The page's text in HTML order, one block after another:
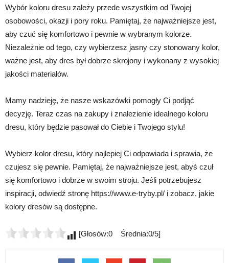
Wybór koloru dresu zależy przede wszystkim od Twojej
osobowości, okazji i pory roku. Pamiętaj, że najważniejsze jest,
aby czuć się komfortowo i pewnie w wybranym kolorze.
Niezależnie od tego, czy wybierzesz jasny czy stonowany kolor,
ważne jest, aby dres był dobrze skrojony i wykonany z wysokiej
jakości materiałów.
Mamy nadzieję, że nasze wskazówki pomogły Ci podjąć
decyzję. Teraz czas na zakupy i znalezienie idealnego koloru
dresu, który będzie pasował do Ciebie i Twojego stylu!
Wybierz kolor dresu, który najlepiej Ci odpowiada i sprawia, że
czujesz się pewnie. Pamiętaj, że najważniejsze jest, abyś czuł
się komfortowo i dobrze w swoim stroju. Jeśli potrzebujesz
inspiracji, odwiedź stronę https://www.e-tryby.pl/ i zobacz, jakie
kolory dresów są dostępne.
[Głosów:0 Średnia:0/5]